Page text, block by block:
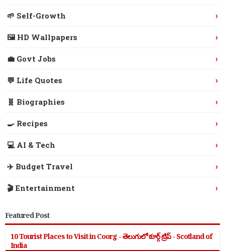
🌱 Self-Growth ›
🖼️ HD Wallpapers ›
💼 Govt Jobs ›
💬 Life Quotes ›
🧬 Biographies ›
🍳 Recipes ›
💻 AI & Tech ›
✈️ Budget Travel ›
🎬 Entertainment ›
Featured Post
10 Tourist Places to Visit in Coorg - తెలుగులో కూర్గ్ ట్రిప్ - Scotland of
India